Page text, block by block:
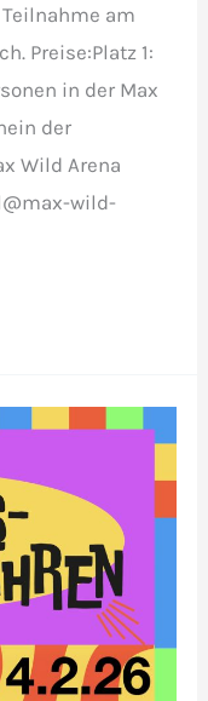
am
Preise:Platz 1:
in der Max
der
Wild Arena
wild-